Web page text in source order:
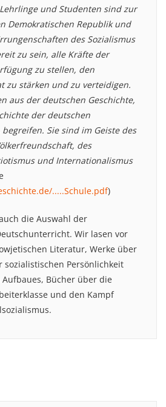
und Studenten sind zur
Demokratischen Republik und
des Sozialismus
zu sein, alle Kräfte der
zu stellen, den
zu stärken und zu verteidigen.
aus der deutschen Geschichte,
der deutschen
Sie sind im Geiste des
des
und Internationalismus
.....Schule.pdf)
die Auswahl der
Wir lasen vor
Literatur, Werke über
sozialistischen Persönlichkeit
Bücher über die
und den Kampf